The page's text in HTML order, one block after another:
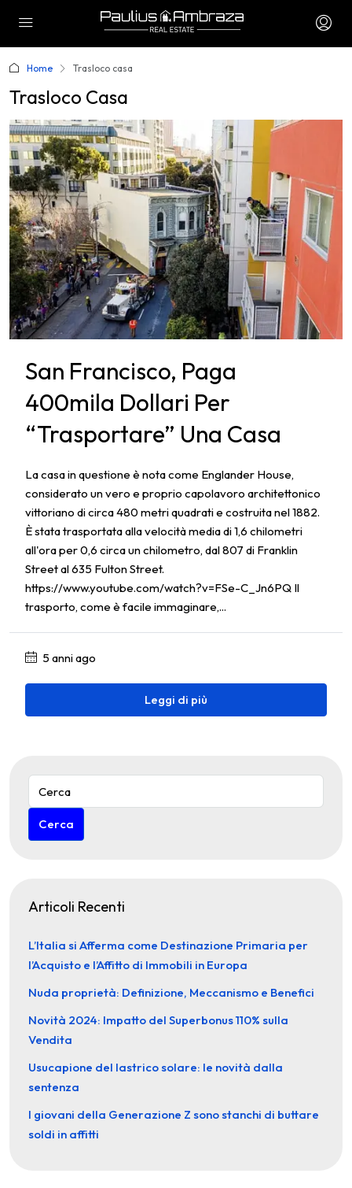
Home Trasloco casa
Trasloco Casa
San Francisco, Paga
400mila Dollari Per
“trasportare” Una Casa
La casa in questione è nota come Englander House,
considerato un vero e proprio capolavoro architettonico
vittoriano di circa 480 metri quadrati e costruita nel 1882.
È stata trasportata alla velocità media di 1,6 chilometri
all'ora per 0,6 circa un chilometro, dal 807 di Franklin
Street al 635 Fulton Street.
https://www.youtube.com/watch?v=FSe-C_Jn6PQ Il
trasporto, come è facile immaginare,...
5 anni ago
Leggi di più
Cerca
Articoli Recenti
L’Italia si Afferma come Destinazione Primaria per
l’Acquisto e l’Affitto di Immobili in Europa
Nuda proprietà: Definizione, Meccanismo e Benefici
Novità 2024: Impatto del Superbonus 110% sulla
Vendita
Usucapione del lastrico solare: le novità dalla
sentenza
I giovani della Generazione Z sono stanchi di buttare
soldi in affitti